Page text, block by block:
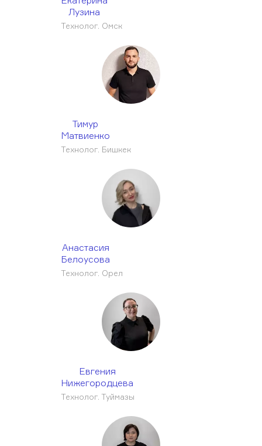
Лузина
Технолог. Омск
Тимур
Матвиенко
Технолог. Бишкек
Анастасия
Белоусова
Технолог. Орел
Евгения
Нижегородцева
Технолог. Туймазы